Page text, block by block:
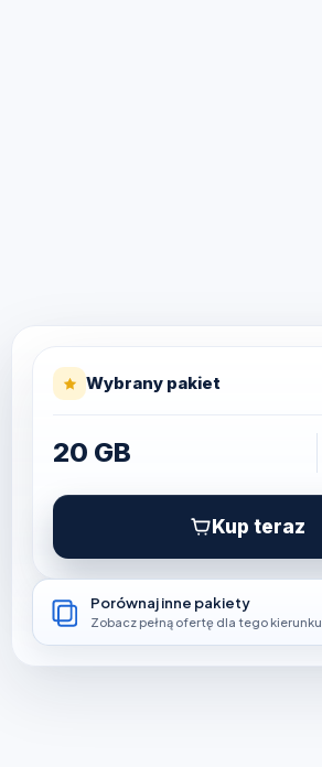
Wybrany pakiet
20 GB
Kup teraz
Porównaj inne pakiety
Zobacz pełną ofertę dla tego kierunku